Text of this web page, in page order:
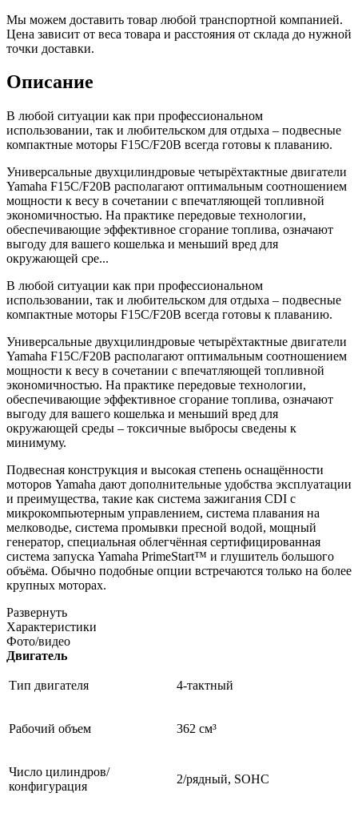
Мы можем доставить товар любой транспортной компанией.
Цена зависит от веса товара и расстояния от склада до нужной
точки доставки.
Описание
В любой ситуации как при профессиональном
использовании, так и любительском для отдыха – подвесные
компактные моторы F15С/F20В всегда готовы к плаванию.
Универсальные двухцилиндровые четырёхтактные двигатели
Yamaha F15С/F20В располагают оптимальным соотношением
мощности к весу в сочетании с впечатляющей топливной
экономичностью. На практике передовые технологии,
обеспечивающие эффективное сгорание топлива, означают
выгоду для вашего кошелька и меньший вред для
окружающей сре...
В любой ситуации как при профессиональном
использовании, так и любительском для отдыха – подвесные
компактные моторы F15С/F20В всегда готовы к плаванию.
Универсальные двухцилиндровые четырёхтактные двигатели
Yamaha F15С/F20В располагают оптимальным соотношением
мощности к весу в сочетании с впечатляющей топливной
экономичностью. На практике передовые технологии,
обеспечивающие эффективное сгорание топлива, означают
выгоду для вашего кошелька и меньший вред для
окружающей среды – токсичные выбросы сведены к
минимуму.
Подвесная конструкция и высокая степень оснащённости
моторов Yamaha дают дополнительные удобства эксплуатации
и преимущества, такие как система зажигания CDI с
микрокомпьютерным управлением, система плавания на
мелководье, система промывки пресной водой, мощный
генератор, специальная облегчённая сертифицированная
система запуска Yamaha PrimeStart™ и глушитель большого
объёма. Обычно подобные опции встречаются только на более
крупных моторах.
Развернуть
Характеристики
Фото/видео
Двигатель
Тип двигателя 4-тактный
Рабочий объем 362 см³
Число цилиндров/
конфигурация
2/рядный, SOHC